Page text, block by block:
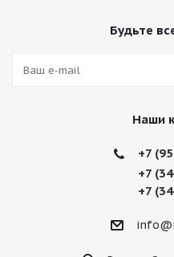
Будьте
Наши
+7
+7
+7